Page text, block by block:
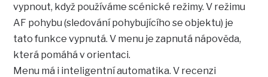
vypnout, když používáme scénické režimy. V režimu
AF pohybu (sledování pohybujícího se objektu) je
tato funkce vypnutá. V menu je zapnutá nápověda,
která pomáhá v orientaci.
Menu má i inteligentní automatika. V recenzi